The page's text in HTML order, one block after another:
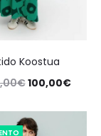
Koostua
€100,00€